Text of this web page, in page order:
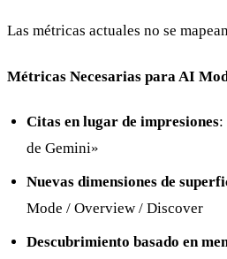
Las métricas actuales no se
Métricas Necesarias para AI
Citas en lugar de impresiones:
de Gemini»
Nuevas dimensiones de
Mode / Overview / Discover
Descubrimiento basado en